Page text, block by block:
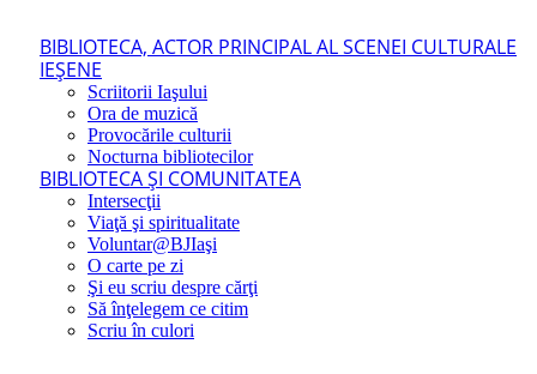
BIBLIOTECA, ACTOR PRINCIPAL AL SCENEI CULTURALE
IEŞENE
Scriitorii Iaşului
Ora de muzică
Provocările culturii
Nocturna bibliotecilor
BIBLIOTECA ŞI COMUNITATEA
Intersecţii
Viaţă şi spiritualitate
Voluntar@BJIaşi
O carte pe zi
Şi eu scriu despre cărţi
Să înţelegem ce citim
Scriu în culori